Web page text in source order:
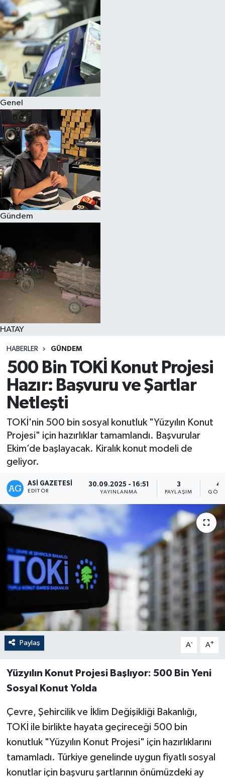
Genel
Gündem
HATAY
HABERLER GÜNDEM
500 Bin TOKİ Konut Projesi
Hazır: Başvuru ve Şartlar
Netleşti
TOKİ'nin 500 bin sosyal konutluk "Yüzyılın Konut
Projesi" için hazırlıklar tamamlandı. Başvurular
Ekim’de başlayacak. Kiralık konut modeli de
geliyor.
ASI GAZETESI
EDITÖR
30.09.2025 - 16:51
YAYINLANMA
3
PAYLAŞIM
Paylaş A- A+
Yüzyılın Konut Projesi Başlıyor: 500 Bin Yeni
Sosyal Konut Yolda
Çevre, Şehircilik ve İklim Değişikliği Bakanlığı,
TOKİ ile birlikte hayata geçireceği 500 bin
konutluk "Yüzyılın Konut Projesi" için hazırlıklarını
tamamladı. Türkiye genelinde uygun fiyatlı sosyal
konutlar için başvuru şartlarının önümüzdeki ay
Spor
Teknoloji
Yaşam